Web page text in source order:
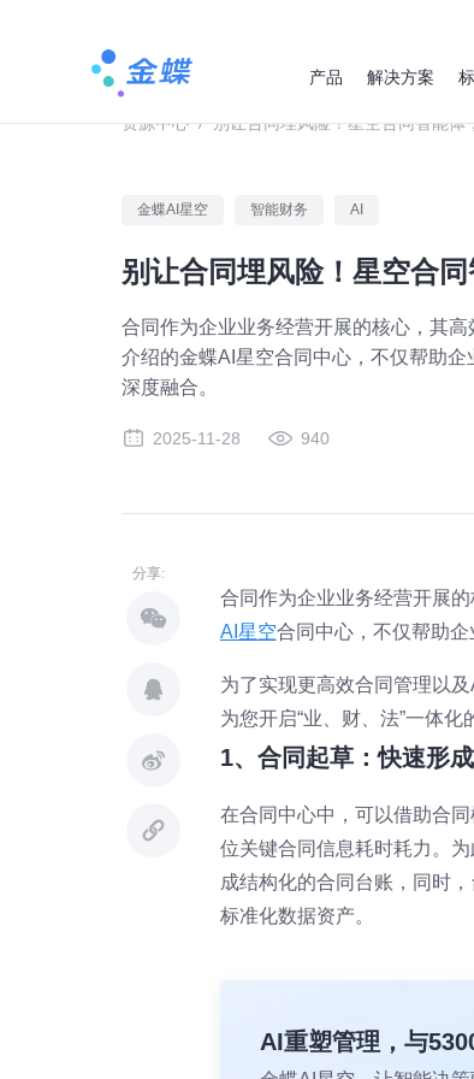
产品 解决方案
资源中心 / 别让合同埋风险！星空合同智能体
金蝶AI星空 智能财务 AI
别让合同埋风险！星空合
合同作为企业业务经营开展的核心，其
介绍的金蝶AI星空合同中心，不仅帮助
深度融合。
2025-11-28 940
分享:
合同作为企业业务经营开展
AI星空合同中心，不仅帮助
为了实现更高效合同管理以及
为您开启“业、财、法”一体化
1、合同起草：快速形
在合同中心中，可以借助合
位关键合同信息耗时耗力。
成结构化的合同台账，同时
标准化数据资产。
AI重塑管理，与